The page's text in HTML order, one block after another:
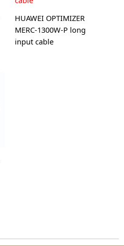
HUAWEI OPTIMIZER
MERC-1300W-P long
input cable